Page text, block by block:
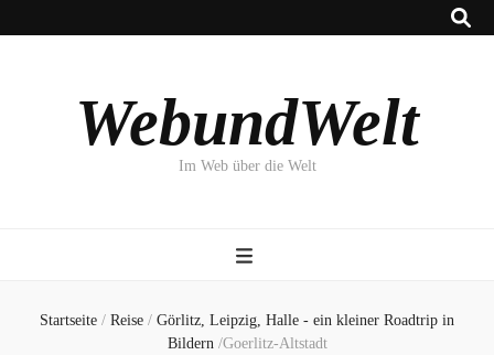
WebundWelt
Im Web über die Welt
Startseite / Reise / Görlitz, Leipzig, Halle - ein kleiner Roadtrip in
Bildern /Goerlitz-Altstadt